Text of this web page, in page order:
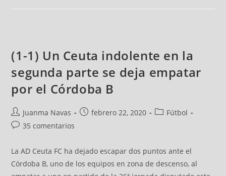
(1-1) Un Ceuta indolente en la
segunda parte se deja empatar
por el Córdoba B
Juanma Navas febrero 22, 2020
Fútbol
35 comentarios
La AD Ceuta FC ha dejado escapar dos puntos ante el
Córdoba B, uno de los equipos en zona de descenso, al